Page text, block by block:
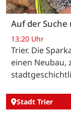
Auf der Suche
13:20 Uhr
Trier. Die
einen Neubau,
Stadt Trier